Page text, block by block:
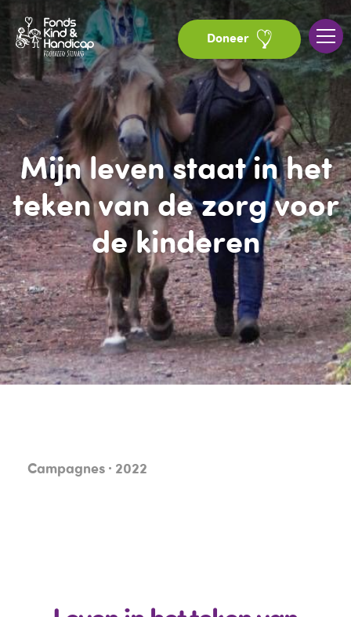
Doneer
Mijn leven staat in het
teken van de zorg voor
de kinderen
Campagnes · 2022